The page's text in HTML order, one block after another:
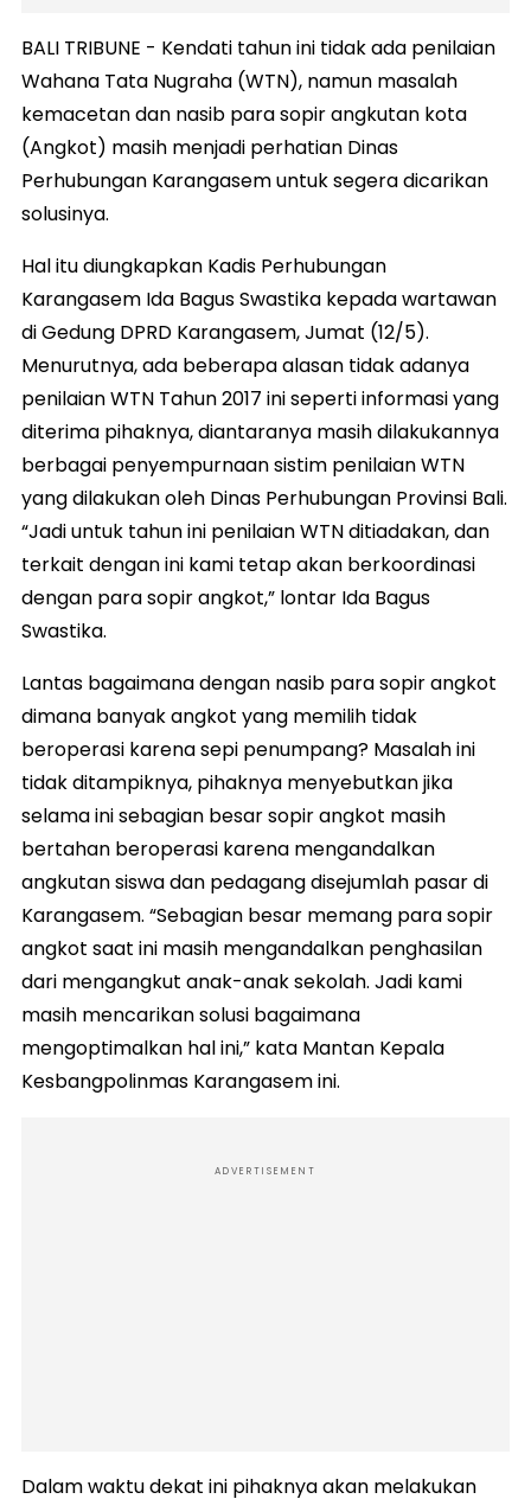
BALI TRIBUNE - Kendati tahun ini tidak ada penilaian
Wahana Tata Nugraha (WTN), namun masalah
kemacetan dan nasib para sopir angkutan kota
(Angkot) masih menjadi perhatian Dinas
Perhubungan Karangasem untuk segera dicarikan
solusinya.
Hal itu diungkapkan Kadis Perhubungan
Karangasem Ida Bagus Swastika kepada wartawan
di Gedung DPRD Karangasem, Jumat (12/5).
Menurutnya, ada beberapa alasan tidak adanya
penilaian WTN Tahun 2017 ini seperti informasi yang
diterima pihaknya, diantaranya masih dilakukannya
berbagai penyempurnaan sistim penilaian WTN
yang dilakukan oleh Dinas Perhubungan Provinsi Bali.
“Jadi untuk tahun ini penilaian WTN ditiadakan, dan
terkait dengan ini kami tetap akan berkoordinasi
dengan para sopir angkot,” lontar Ida Bagus
Swastika.
Lantas bagaimana dengan nasib para sopir angkot
dimana banyak angkot yang memilih tidak
beroperasi karena sepi penumpang? Masalah ini
tidak ditampiknya, pihaknya menyebutkan jika
selama ini sebagian besar sopir angkot masih
bertahan beroperasi karena mengandalkan
angkutan siswa dan pedagang disejumlah pasar di
Karangasem. “Sebagian besar memang para sopir
angkot saat ini masih mengandalkan penghasilan
dari mengangkut anak-anak sekolah. Jadi kami
masih mencarikan solusi bagaimana
mengoptimalkan hal ini,” kata Mantan Kepala
Kesbangpolinmas Karangasem ini.
ADVERTISEMENT
Dalam waktu dekat ini pihaknya akan melakukan